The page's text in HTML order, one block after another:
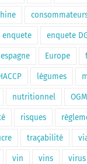
enquete enquete
espagne Europe
légumes
nutritionnel OGM
risques
traçabilité
vin vins virus